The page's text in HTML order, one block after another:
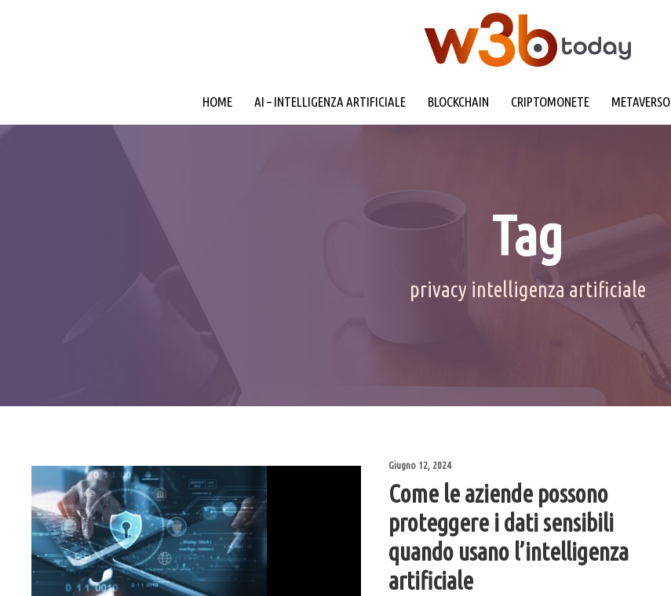
HOME AI – INTELLIGENZA ARTIFICIALE BLOCKCHAIN CRIPTOMONETE METAVERSO
Tag
privacy intelligenza artificiale
Giugno 12, 2024
Come le aziende possono
proteggere i dati sensibili
quando usano l’intelligenza
artificiale